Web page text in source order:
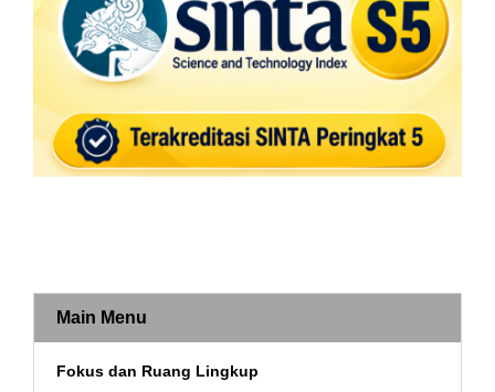
Main Menu
Fokus dan Ruang Lingkup